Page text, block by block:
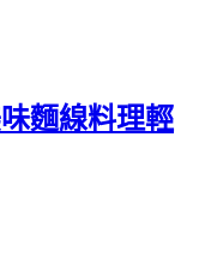
麵線料理輕